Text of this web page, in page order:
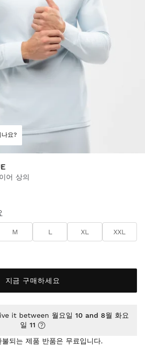
요?
어 상의
M L XL XXL
지금 구매하세요
불되는 제품 반품은 무료입니다.
it between 월요일 10 and 8월 화요
일 11